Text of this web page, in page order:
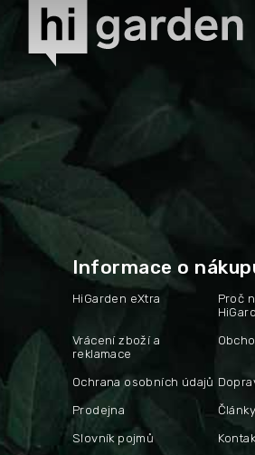
Informace o
HiGarden eXtra
Proč
Vrácení zboží a
reklamace
Ochrana osobních údajů
Prodejna Články
Slovník pojmů